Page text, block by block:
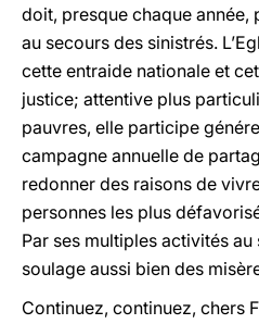
doit, presque chaque année,
au secours des sinistrés.
cette entraide nationale et
justice; attentive plus
pauvres, elle participe
campagne annuelle de
redonner des raisons de
personnes les plus
Par ses multiples activités
soulage aussi bien des
Continuez, continuez, chers